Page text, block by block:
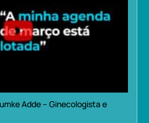
Adde – Ginecologista e